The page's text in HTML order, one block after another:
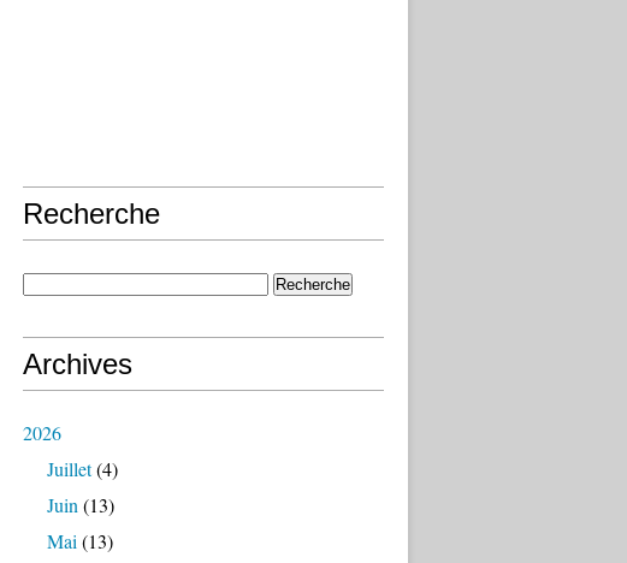
Recherche
Archives
2026
Juillet(4)
Juin (13)
Mai (13)